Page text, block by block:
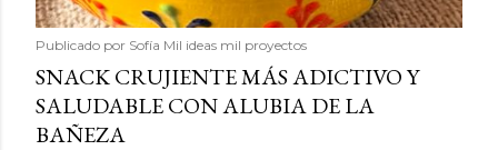
Publicado por Sofía Mil ideas mil proyectos
SNACK CRUJIENTE MÁS ADICTIVO Y
SALUDABLE CON ALUBIA DE LA
BAÑEZA